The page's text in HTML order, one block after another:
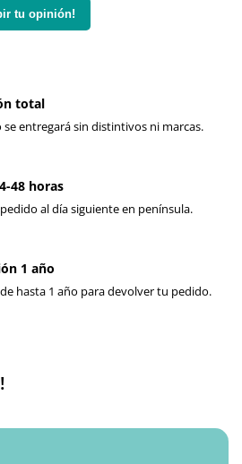
tu opinión!
total
se entregará sin distintivos ni marcas.
48 horas
al día siguiente en península.
1 año
hasta 1 año para devolver tu pedido.